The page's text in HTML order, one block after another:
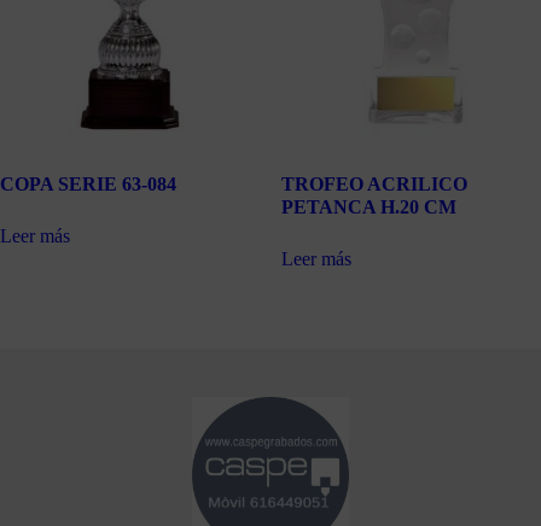
COPA SERIE 63-084
Leer más
TROFEO ACRILICO
PETANCA H.20 CM
Leer más